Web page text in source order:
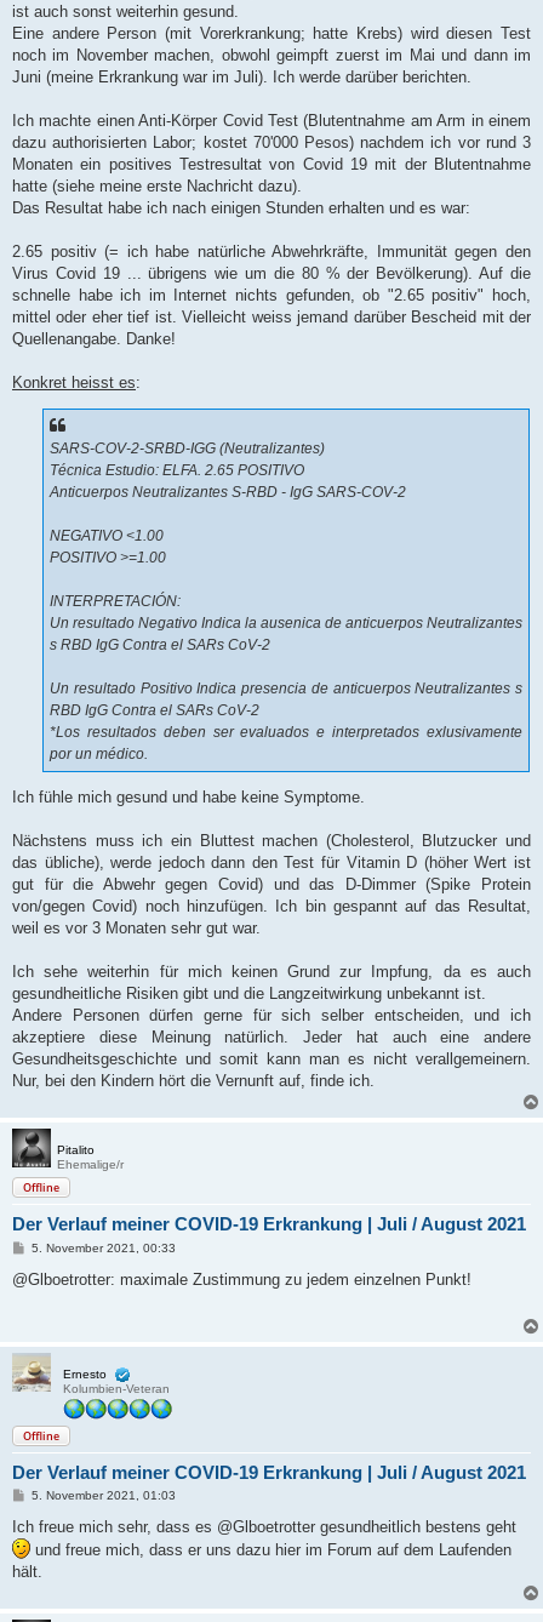
ist auch sonst weiterhin gesund.
Eine andere Person (mit Vorerkrankung; hatte Krebs) wird diesen Test
noch im November machen, obwohl geimpft zuerst im Mai und dann im
Juni (meine Erkrankung war im Juli). Ich werde darüber berichten.
Ich machte einen Anti-Körper Covid Test (Blutentnahme am Arm in einem
dazu authorisierten Labor; kostet 70'000 Pesos) nachdem ich vor rund 3
Monaten ein positives Testresultat von Covid 19 mit der Blutentnahme
hatte (siehe meine erste Nachricht dazu).
Das Resultat habe ich nach einigen Stunden erhalten und es war:
2.65 positiv (= ich habe natürliche Abwehrkräfte, Immunität gegen den
Virus Covid 19 ... übrigens wie um die 80 % der Bevölkerung). Auf die
schnelle habe ich im Internet nichts gefunden, ob "2.65 positiv" hoch,
mittel oder eher tief ist. Vielleicht weiss jemand darüber Bescheid mit der
Quellenangabe. Danke!
Konkret heisst es:
SARS-COV-2-SRBD-IGG (Neutralizantes)
Técnica Estudio: ELFA. 2.65 POSITIVO
Anticuerpos Neutralizantes S-RBD - IgG SARS-COV-2
NEGATIVO <1.00
POSITIVO >=1.00
INTERPRETACIÓN:
Un resultado Negativo Indica la ausenica de anticuerpos Neutralizantes
s RBD IgG Contra el SARs CoV-2
Un resultado Positivo Indica presencia de anticuerpos Neutralizantes s
RBD IgG Contra el SARs CoV-2
*Los resultados deben ser evaluados e interpretados exlusivamente
por un médico.
Ich fühle mich gesund und habe keine Symptome.
Nächstens muss ich ein Bluttest machen (Cholesterol, Blutzucker und
das übliche), werde jedoch dann den Test für Vitamin D (höher Wert ist
gut für die Abwehr gegen Covid) und das D-Dimmer (Spike Protein
von/gegen Covid) noch hinzufügen. Ich bin gespannt auf das Resultat,
weil es vor 3 Monaten sehr gut war.
Ich sehe weiterhin für mich keinen Grund zur Impfung, da es auch
gesundheitliche Risiken gibt und die Langzeitwirkung unbekannt ist.
Andere Personen dürfen gerne für sich selber entscheiden, und ich
akzeptiere diese Meinung natürlich. Jeder hat auch eine andere
Gesundheitsgeschichte und somit kann man es nicht verallgemeinern.
Nur, bei den Kindern hört die Vernunft auf, finde ich.
Pitalito
Ehemalige/r
Offline
Der Verlauf meiner COVID-19 Erkrankung | Juli / August 2021
B
i
5. November 2021, 00:33
@Glboetrotter: maximale Zustimmung zu jedem einzelnen Punkt!
Ernesto
Kolumbien-Veteran
Offline
Der Verlauf meiner COVID-19 Erkrankung | Juli / August 2021
B
i
t
r
a
g
5. November 2021, 01:03
Ich freue mich sehr, dass es @Glboetrotter gesundheitlich bestens geht
und freue mich, dass er uns dazu hier im Forum auf dem Laufenden
hält.